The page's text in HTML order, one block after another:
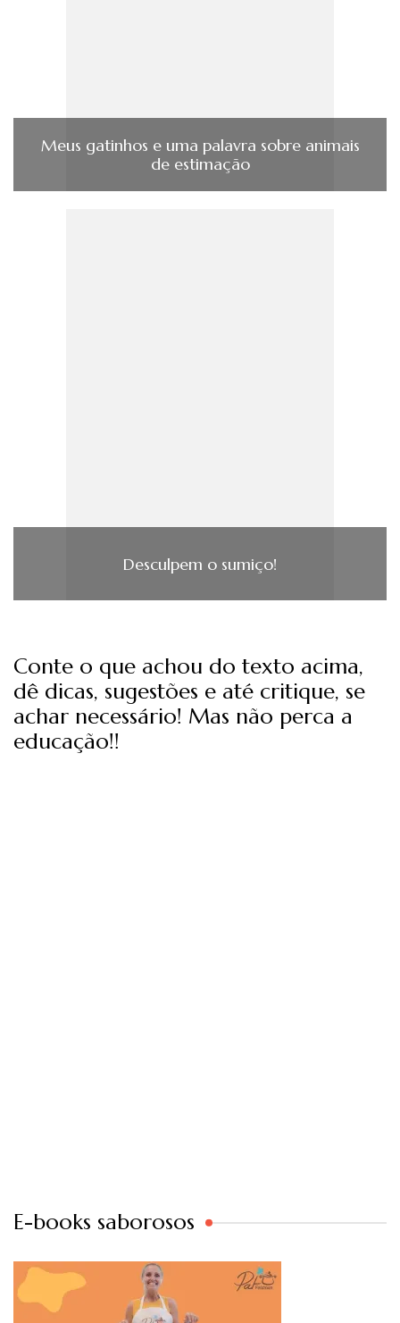
Meus gatinhos e uma palavra sobre animais
de estimação
Desculpem o sumiço!
Conte o que achou do texto acima,
dê dicas, sugestões e até critique, se
achar necessário! Mas não perca a
educação!!
E-books saborosos